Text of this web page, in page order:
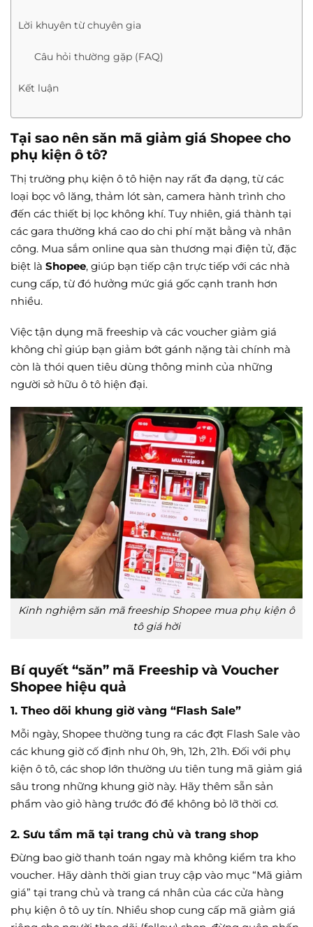
Lời khuyên từ chuyên gia
Câu hỏi thường gặp (FAQ)
Kết luận
Tại sao nên săn mã giảm giá Shopee cho
phụ kiện ô tô?
Thị trường phụ kiện ô tô hiện nay rất đa dạng, từ các
loại bọc vô lăng, thảm lót sàn, camera hành trình cho
đến các thiết bị lọc không khí. Tuy nhiên, giá thành tại
các gara thường khá cao do chi phí mặt bằng và nhân
công. Mua sắm online qua sàn thương mại điện tử, đặc
biệt là Shopee, giúp bạn tiếp cận trực tiếp với các nhà
cung cấp, từ đó hưởng mức giá gốc cạnh tranh hơn
nhiều.
Việc tận dụng mã freeship và các voucher giảm giá
không chỉ giúp bạn giảm bớt gánh nặng tài chính mà
còn là thói quen tiêu dùng thông minh của những
người sở hữu ô tô hiện đại.
Kinh nghiệm săn mã freeship Shopee mua phụ kiện ô
tô giá hời
Bí quyết “săn” mã Freeship và Voucher
Shopee hiệu quả
1. Theo dõi khung giờ vàng “Flash Sale”
Mỗi ngày, Shopee thường tung ra các đợt Flash Sale vào
các khung giờ cố định như 0h, 9h, 12h, 21h. Đối với phụ
kiện ô tô, các shop lớn thường ưu tiên tung mã giảm giá
sâu trong những khung giờ này. Hãy thêm sẵn sản
phẩm vào giỏ hàng trước đó để không bỏ lỡ thời cơ.
2. Sưu tầm mã tại trang chủ và trang shop
Đừng bao giờ thanh toán ngay mà không kiểm tra kho
voucher. Hãy dành thời gian truy cập vào mục “Mã giảm
giá” tại trang chủ và trang cá nhân của các cửa hàng
phụ kiện ô tô uy tín. Nhiều shop cung cấp mã giảm giá